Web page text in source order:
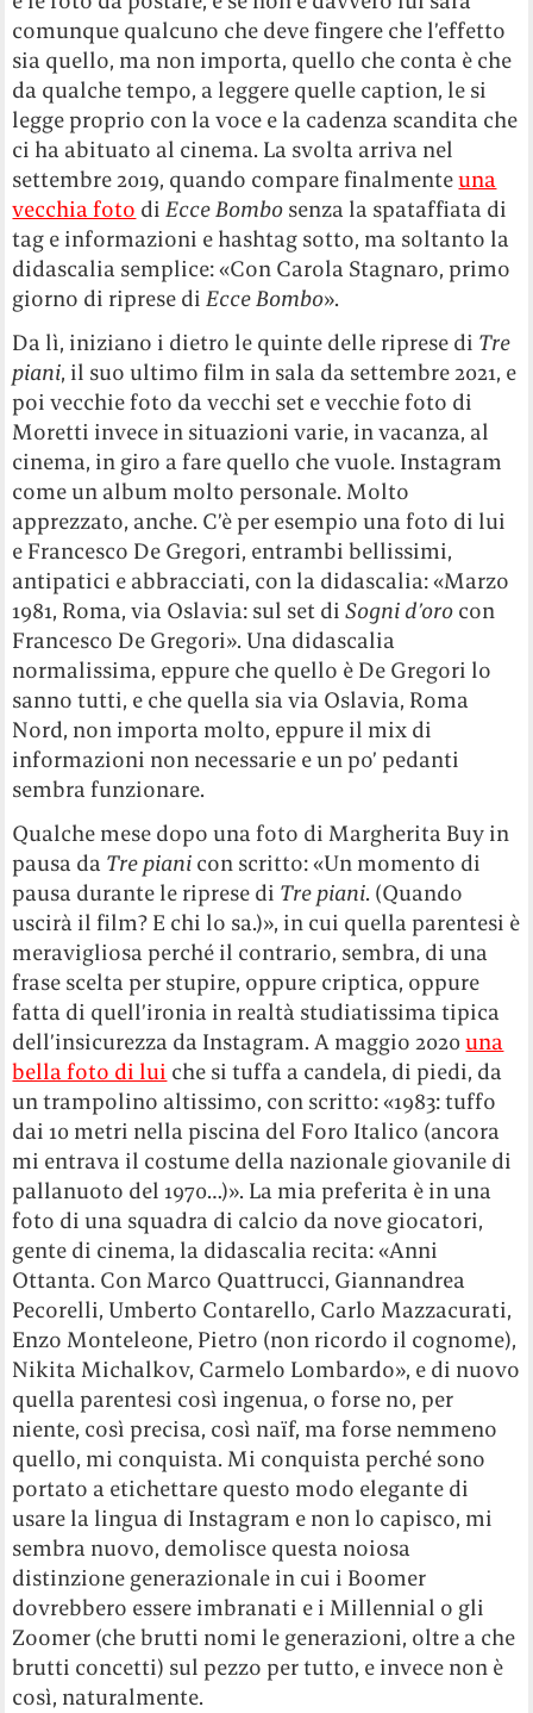
comunque qualcuno che deve fingere che l’effetto
sia quello, ma non importa, quello che conta è che
da qualche tempo, a leggere quelle caption, le si
legge proprio con la voce e la cadenza scandita che
ci ha abituato al cinema. La svolta arriva nel
settembre 2019, quando compare finalmenteuna
vecchia foto diEcce Bombo senza la spataffiata di
tag e informazioni e hashtag sotto, ma soltanto la
didascalia semplice: «Con Carola Stagnaro, primo
giorno di riprese diEcce Bombo».
Da lì, iniziano i dietro le quinte delle riprese di Tre
piani, il suo ultimo film in sala da settembre 2021, e
poi vecchie foto da vecchi set e vecchie foto di
Moretti invece in situazioni varie, in vacanza, al
cinema, in giro a fare quello che vuole. Instagram
come un album molto personale. Molto
apprezzato, anche. C’è per esempio una foto di lui
e Francesco De Gregori, entrambi bellissimi,
antipatici e abbracciati, con la didascalia: «Marzo
1981, Roma, via Oslavia: sul set diSogni d’oro con
Francesco De Gregori». Una didascalia
normalissima, eppure che quello è De Gregori lo
sanno tutti, e che quella sia via Oslavia, Roma
Nord, non importa molto, eppure il mix di
informazioni non necessarie e un po’ pedanti
sembra funzionare.
Qualche mese dopo una foto di Margherita Buy in
pausa da Tre piani con scritto: «Un momento di
pausa durante le riprese di Tre piani. (Quando
uscirà il film? E chi lo sa.)», in cui quella parentesi è
meravigliosa perché il contrario, sembra, di una
frase scelta per stupire, oppure criptica, oppure
fatta di quell’ironia in realtà studiatissima tipica
dell’insicurezza da Instagram. A maggio 2020una
bella foto di lui che si tuffa a candela, di piedi, da
un trampolino altissimo, con scritto: «1983: tuffo
dai 10 metri nella piscina del Foro Italico (ancora
mi entrava il costume della nazionale giovanile di
pallanuoto del 1970…)». La mia preferita è in una
foto di una squadra di calcio da nove giocatori,
gente di cinema, la didascalia recita: «Anni
Ottanta. Con Marco Quattrucci, Giannandrea
Pecorelli, Umberto Contarello, Carlo Mazzacurati,
Enzo Monteleone, Pietro (non ricordo il cognome),
Nikita Michalkov, Carmelo Lombardo», e di nuovo
quella parentesi così ingenua, o forse no, per
niente, così precisa, così naïf, ma forse nemmeno
quello, mi conquista. Mi conquista perché sono
portato a etichettare questo modo elegante di
usare la lingua di Instagram e non lo capisco, mi
sembra nuovo, demolisce questa noiosa
distinzione generazionale in cui i Boomer
dovrebbero essere imbranati e i Millennial o gli
Zoomer (che brutti nomi le generazioni, oltre a che
brutti concetti) sul pezzo per tutto, e invece non è
così, naturalmente.